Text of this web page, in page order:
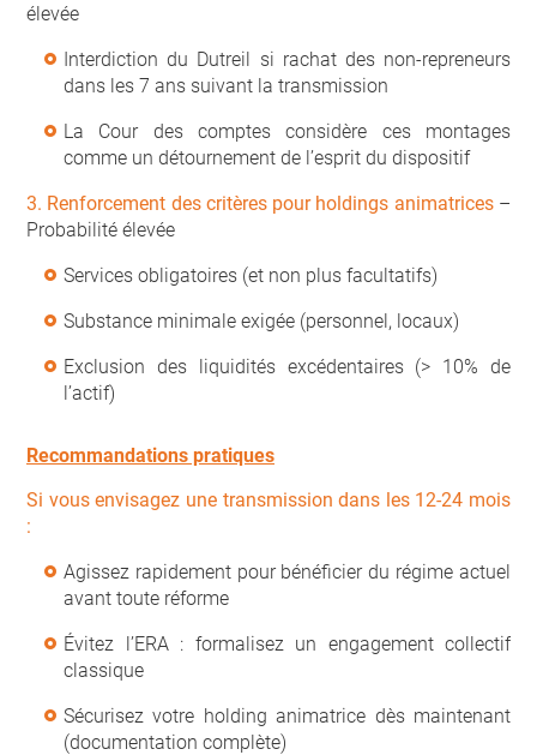
élevée
Interdiction du Dutreil si rachat des non-repreneurs
dans les 7 ans suivant la transmission
La Cour des comptes considère ces montages
comme un détournement de l’esprit du dispositif
3. Renforcement des critères pour holdings animatrices–
Probabilité élevée
Services obligatoires (et non plus facultatifs)
Substance minimale exigée (personnel, locaux)
Exclusion des liquidités excédentaires (> 10% de
l’actif)
Recommandations pratiques
Si vous envisagez une transmission dans les 12-24 mois
:
Agissez rapidement pour bénéficier du régime actuel
avant toute réforme
Évitez l’ERA : formalisez un engagement collectif
classique
Sécurisez votre holding animatrice dès maintenant
(documentation complète)